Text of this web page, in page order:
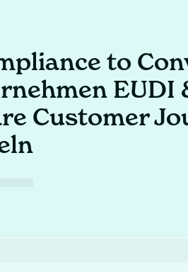
to
EUDI
Customer